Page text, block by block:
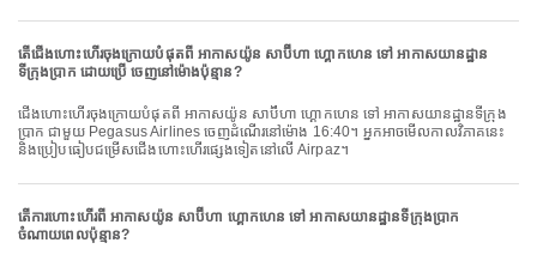
តើជើងហោះហើរចុងក្រោយបំផុតពី អាកាសយ៉ូន សាប៊ីហា ហ្គោកហេន ទៅ អាកាសយានដ្ឋាន
ទីក្រុងប្រាក ដោយប្រើ ចេញនៅម៉ោងប៉ុន្មាន?
ជើងហោះហើរចុងក្រោយបំផុតពី អាកាសយ៉ូន សាប៊ីហា ហ្គោកហេន ទៅ អាកាសយានដ្ឋានទីក្រុង
ប្រាក ជាមួយ Pegasus Airlines ចេញដំណើរនៅម៉ោង 16:40។ អ្នកអាចមើលកាលវិភាគនេះ
និងប្រៀបធៀបជម្រើសជើងហោះហើរផ្សេងទៀតនៅលើ Airpaz។
តើការហោះហើរពី អាកាសយ៉ូន សាប៊ីហា ហ្គោកហេន ទៅ អាកាសយានដ្ឋានទីក្រុងប្រាក
ចំណាយពេលប៉ុន្មាន?